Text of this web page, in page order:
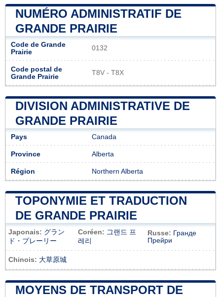
NUMÉRO ADMINISTRATIF DE
GRANDE PRAIRIE
Code de Grande
Prairie
0132
Code postal de
Grande Prairie
T8V - T8X
DIVISION ADMINISTRATIVE DE
GRANDE PRAIRIE
Pays Canada
Province Alberta
Région Northern Alberta
TOPONYMIE ET TRADUCTION
DE GRANDE PRAIRIE
Japonais: グラン
ド・プレーリー
Coréen: 그랜드 프
레리
Russe: Гранде
Прейри
Chinois: 大草原城
MOYENS DE TRANSPORT DE